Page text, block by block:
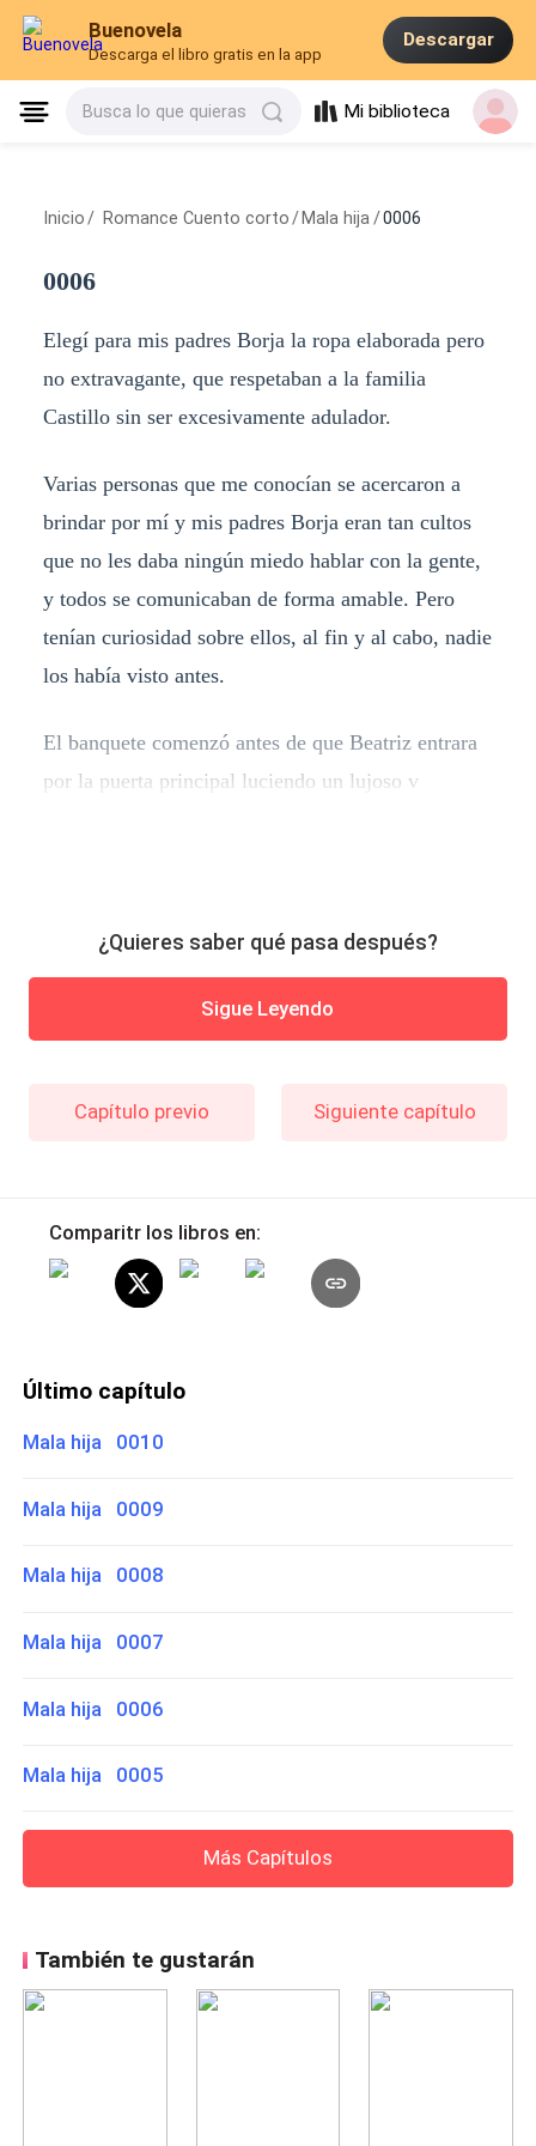
Buenovela
Descarga el libro gratis en la app
Descargar
Busca lo que quieras Mi biblioteca
Inicio / Romance Cuento corto / Mala hija /0006
0006
Elegí para mis padres Borja la ropa elaborada pero
no extravagante, que respetaban a la familia
Castillo sin ser excesivamente adulador.
Varias personas que me conocían se acercaron a
brindar por mí y mis padres Borja eran tan cultos
que no les daba ningún miedo hablar con la gente,
y todos se comunicaban de forma amable. Pero
tenían curiosidad sobre ellos, al fin y al cabo, nadie
los había visto antes.
El banquete comenzó antes de que Beatriz entrara
por la puerta principal luciendo un lujoso v
¿Quieres saber qué pasa después?
Sigue Leyendo
Capítulo previo Siguiente capítulo
Comparitr los libros en:
Último capítulo
Mala hija 0010
Mala hija 0009
Mala hija 0008
Mala hija 0007
Mala hija 0006
Mala hija 0005
Más Capítulos
También te gustarán